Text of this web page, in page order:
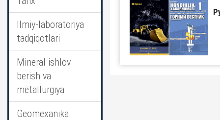
Ilmiy-laboratoriya
tadqiqotlari
Mineral ishlov
berish va
metallurgiya
Geomexanika